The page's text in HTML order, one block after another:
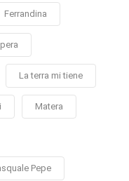
Ferrandina
La terra mi tiene
Matera
Pepe